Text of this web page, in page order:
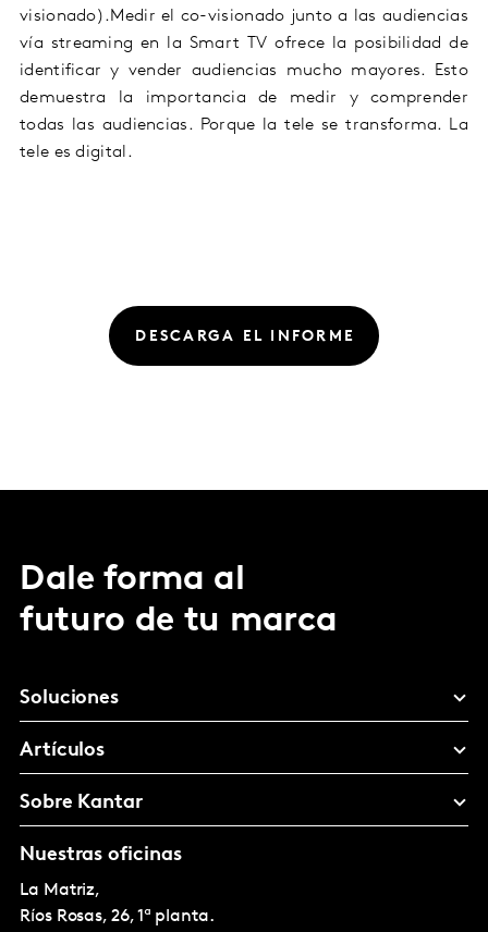
visionado).Medir el co-visionado junto a las audiencias
vía streaming en la Smart TV ofrece la posibilidad de
identificar y vender audiencias mucho mayores. Esto
demuestra la importancia de medir y comprender
todas las audiencias. Porque la tele se transforma. La
tele es digital.
DESCARGA EL INFORME
Dale forma al
futuro de tu marca
Soluciones
Artículos
Sobre Kantar
Nuestras oficinas
La Matriz,
Ríos Rosas, 26, 1ª planta.